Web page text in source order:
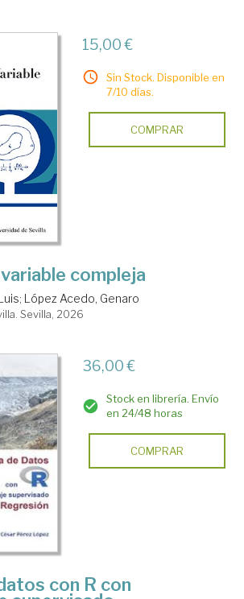
15,00 €
Sin Stock. Disponible en
7/10 días.
COMPRAR
compleja
; López Acedo, Genaro
Sevilla, 2026
36,00 €
Stock en librería. Envío
en 24/48 horas
COMPRAR
con R con